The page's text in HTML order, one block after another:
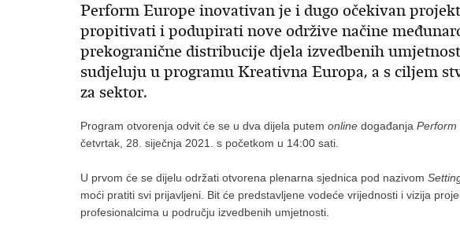
Perform Europe inovativan je i dugo očekivan
propitivati i podupirati nove održive načine
prekogranične distribucije djela izvedbenih
sudjeluju u programu Kreativna Europa, a s ciljem
za sektor.
Program otvorenja odvit će se u dva dijela putem online događanja Perform
četvrtak, 28. siječnja 2021. s početkom u 14:00 sati.
U prvom će se dijelu održati otvorena plenarna sjednica pod nazivom
moći pratiti svi prijavljeni. Bit će predstavljene vodeće vrijednosti i vizija
profesionalcima u području izvedbenih umjetnosti.